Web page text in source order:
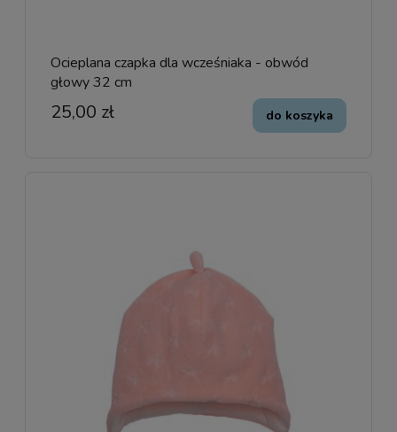
Ocieplana czapka dla wcześniaka - obwód
głowy 32 cm
25,00 zł do koszyka